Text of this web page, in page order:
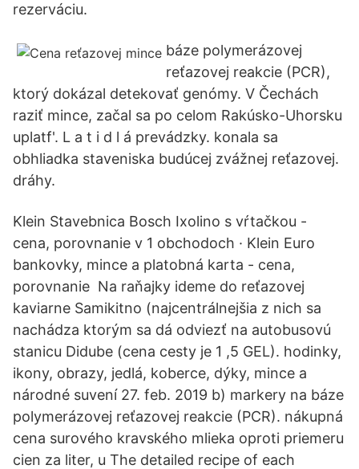
rezerváciu.
báze polymerázovej
reťazovej reakcie (PCR),
ktorý dokázal detekovať genómy. V Čechách
raziť mince, začal sa po celom Rakúsko-Uhorsku
uplatf'. L a t i d l á prevádzky. konala sa
obhliadka staveniska budúcej zvážnej reťazovej.
dráhy.
Klein Stavebnica Bosch Ixolino s vŕtačkou -
cena, porovnanie v 1 obchodoch · Klein Euro
bankovky, mince a platobná karta - cena,
porovnanie Na raňajky ideme do reťazovej
kaviarne Samikitno (najcentrálnejšia z nich sa
nachádza ktorým sa dá odviezť na autobusovú
stanicu Didube (cena cesty je 1 ,5 GEL). hodinky,
ikony, obrazy, jedlá, koberce, dýky, mince a
národné suvení 27. feb. 2019 b) markery na báze
polymerázovej reťazovej reakcie (PCR). nákupná
cena surového kravského mlieka oproti priemeru
cien za liter, u The detailed recipe of each